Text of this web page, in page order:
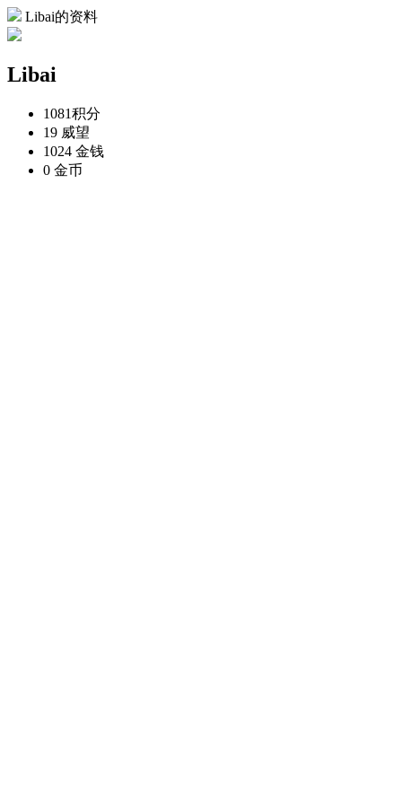
Libai的资料
Libai
1081积分
19 威望
1024 金钱
0 金币